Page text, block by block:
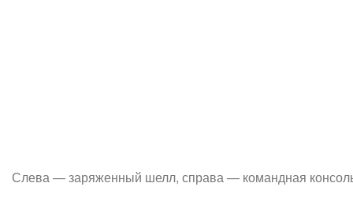
Слева — заряженный шелл, справа — командная